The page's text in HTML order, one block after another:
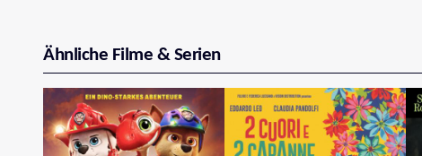
Ähnliche Filme & Serien